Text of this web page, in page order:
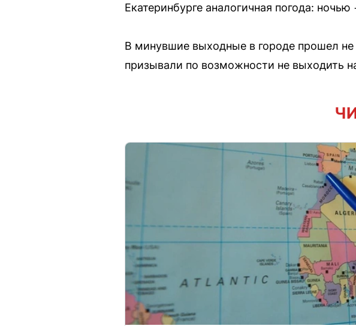
Екатеринбурге аналогичная погода:
В минувшие выходные в городе прошел
призывали по возможности не выходить